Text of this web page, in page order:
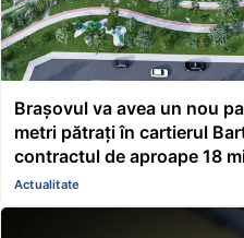
Brașovul va avea un nou
metri pătrați în cartierul
contractul de aproape 18
Actualitate